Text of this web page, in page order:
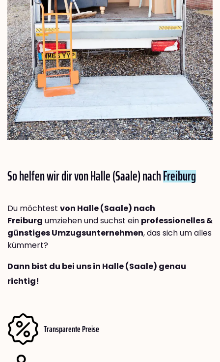
So helfen wir dir von Halle (Saale) nachFreiburg
Du möchtest von Halle (Saale) nach
Freiburg umziehen und suchst ein professionelles &
günstiges Umzugsunternehmen, das sich um alles
kümmert?
Dann bist du bei uns in Halle (Saale) genau
richtig!
Transparente Preise